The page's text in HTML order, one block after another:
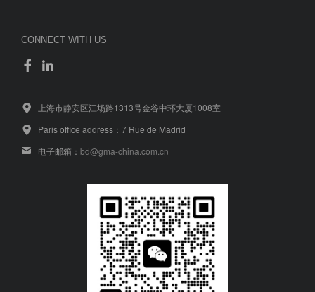
CONNECT WITH US
上海市静安区江场路1313号金谷中环大厦1008室
Paris office address：7 Rue de Madrid
电子邮箱： bd@gma-china.com.cn